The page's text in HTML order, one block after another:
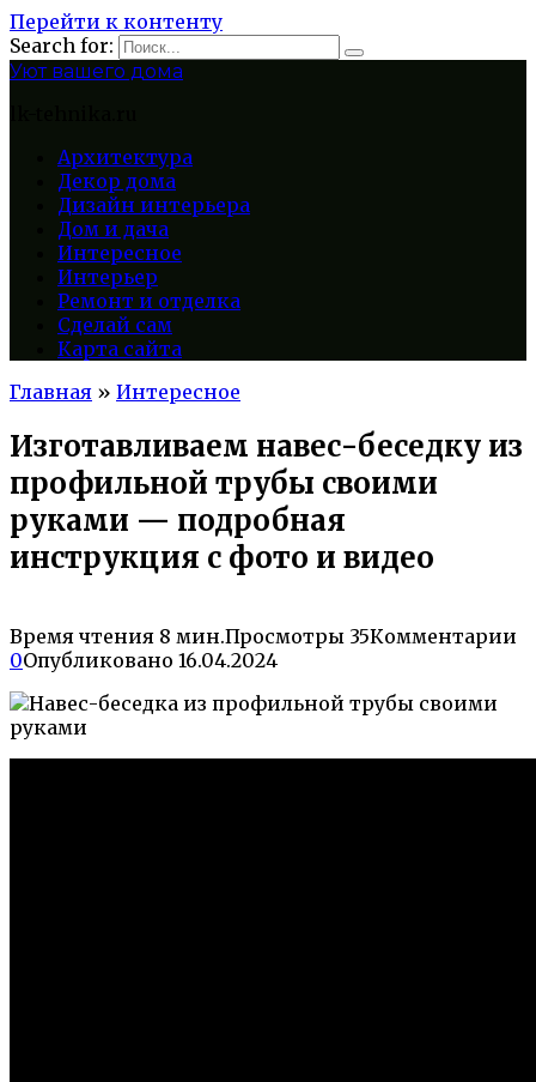
Перейти к контенту
Search for:
Уют вашего дома
Архитектура
Декор дома
Дизайн интерьера
Дом и дача
Интересное
Интерьер
Ремонт и отделка
Сделай сам
Карта сайта
Главная » Интересное
Изготавливаем навес-беседку из
профильной трубы своими
руками — подробная
инструкция с фото и видео
Время чтения 8 мин.Просмотры 35Комментарии
0Опубликовано 16.04.2024